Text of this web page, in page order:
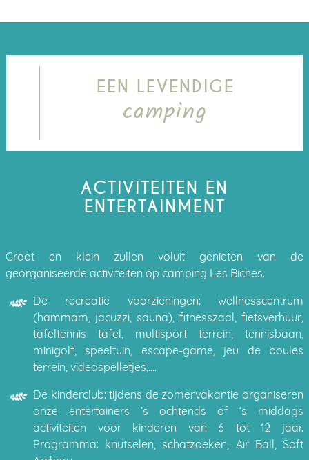
EEN LEVENDIGE
camping
ACTIVITEITEN EN
ENTERTAINMENT
Groot en klein zullen voluit genieten van de
georganiseerde activiteiten op camping Les Biches.
De recreatie voorzieningen: wellnesscentrum
(hammam, jacuzzi, sauna), fitnesszaal, fietsverhuur,
tafeltennis tafel, multisport terrein, tennisbaan,
minigolf, speeltuin, escape-game, jeu de boules
terrein, videospelletjes,….
De kinderclub: tijdens de zomervakantie organiseren
onze entertainers ’s ochtends of ‘s middags
activiteiten voor kinderen van 6 tot 12 jaar.
Programma: knutselen, schatzoeken, Air Ball, Soft